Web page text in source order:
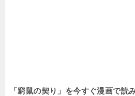
「窮鼠の契り」を今すぐ漫画で読